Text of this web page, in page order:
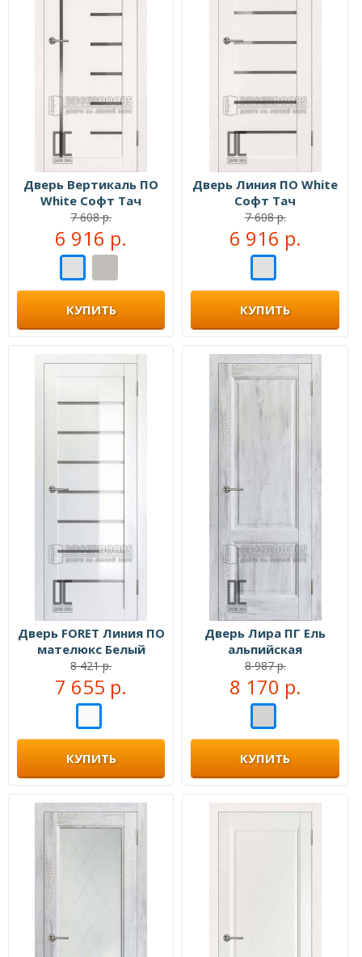
Дверь Вертикаль ПО
White Софт Тач
7 608 р.
6 916 р.
КУПИТЬ
Дверь Линия ПО White
Софт Тач
7 608 р.
6 916 р.
КУПИТЬ
Дверь FORET Линия ПО
мателюкс Белый
глянец
8 421 р.
7 655 р.
КУПИТЬ
Дверь Лира ПГ Ель
альпийская
8 987 р.
8 170 р.
КУПИТЬ